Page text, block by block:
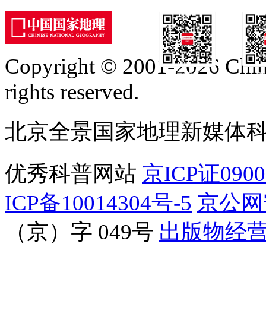
订阅号
Copyright © 2001-2026
rights reserved.
北京全景国家地理新媒体
优秀科普网站 京ICP证
ICP备10014304号-5 京公
（京）字 049号 出版物经